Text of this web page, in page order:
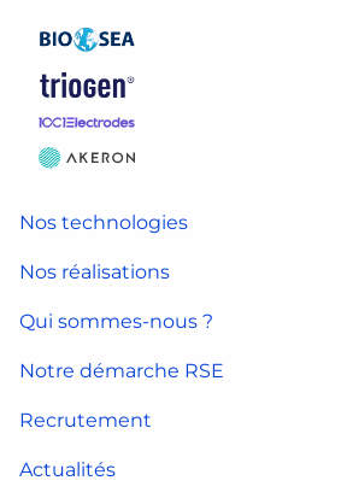
Nos technologies
Nos réalisations
Qui sommes-nous ?
Notre démarche RSE
Recrutement
Actualités